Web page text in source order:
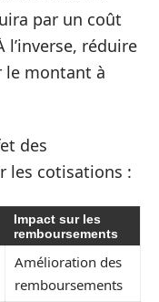
par un coût
réduire
le montant à
des
les cotisations :
Impact sur les
remboursements
Amélioration des
remboursements